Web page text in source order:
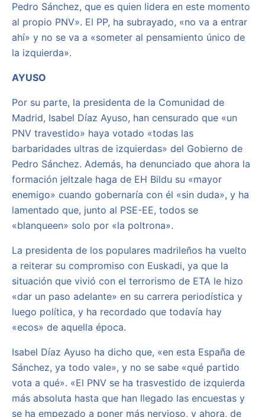
Pedro Sánchez, que es quien lidera en este momento
al propio PNV». El PP, ha subrayado, «no va a entrar
ahí» y no se va a «someter al pensamiento único de
la izquierda».
AYUSO
Por su parte, la presidenta de la Comunidad de
Madrid, Isabel Díaz Ayuso, han censurado que «un
PNV travestido» haya votado «todas las
barbaridades ultras de izquierdas» del Gobierno de
Pedro Sánchez. Además, ha denunciado que ahora la
formación jeltzale haga de EH Bildu su «mayor
enemigo» cuando gobernaría con él «sin duda», y ha
lamentado que, junto al PSE-EE, todos se
«blanqueen» solo por «la poltrona».
La presidenta de los populares madrileños ha vuelto
a reiterar su compromiso con Euskadi, ya que la
situación que vivió con el terrorismo de ETA le hizo
«dar un paso adelante» en su carrera periodística y
luego política, y ha recordado que todavía hay
«ecos» de aquella época.
Isabel Díaz Ayuso ha dicho que, «en esta España de
Sánchez, ya todo vale», y no se sabe «qué partido
vota a qué». «El PNV se ha trasvestido de izquierda
más absoluta hasta que han llegado las encuestas y
se ha empezado a poner más nervioso, y ahora, de